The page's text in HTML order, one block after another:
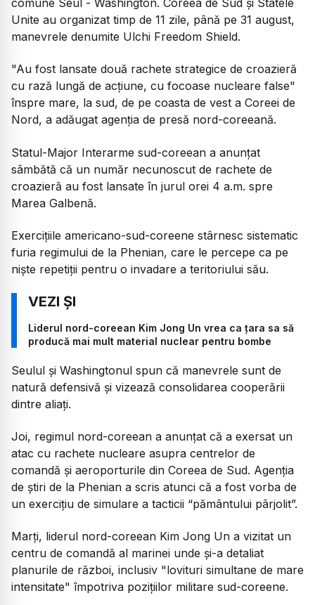
Unite au organizat timp de 11 zile, până pe 31 august,
manevrele denumite Ulchi Freedom Shield.
"Au fost lansate două rachete strategice de croazieră
cu rază lungă de acţiune, cu focoase nucleare false"
înspre mare, la sud, de pe coasta de vest a Coreei de
Nord, a adăugat agenţia de presă nord-coreeană.
Statul-Major Interarme sud-coreean a anunţat
sâmbătă că un număr necunoscut de rachete de
croazieră au fost lansate în jurul orei 4 a.m. spre
Marea Galbenă.
Exerciţiile americano-sud-coreene stârnesc sistematic
furia regimului de la Phenian, care le percepe ca pe
nişte repetiţii pentru o invadare a teritoriului său.
Liderul nord-coreean Kim Jong Un vrea ca țara sa să
producă mai mult material nuclear pentru bombe
Seulul şi Washingtonul spun că manevrele sunt de
natură defensivă şi vizează consolidarea cooperării
dintre aliaţi.
Joi, regimul nord-coreean a anunțat că a exersat un
atac cu rachete nucleare asupra centrelor de
comandă și aeroporturile din Coreea de Sud. Agenția
de știri de la Phenian a scris atunci că a fost vorba de
un exercițiu de simulare a tacticii “pământului pârjolit”.
Marţi, liderul nord-coreean Kim Jong Un a vizitat un
centru de comandă al marinei unde şi-a detaliat
planurile de război, inclusiv "lovituri simultane de mare
intensitate" împotriva poziţiilor militare sud-coreene.